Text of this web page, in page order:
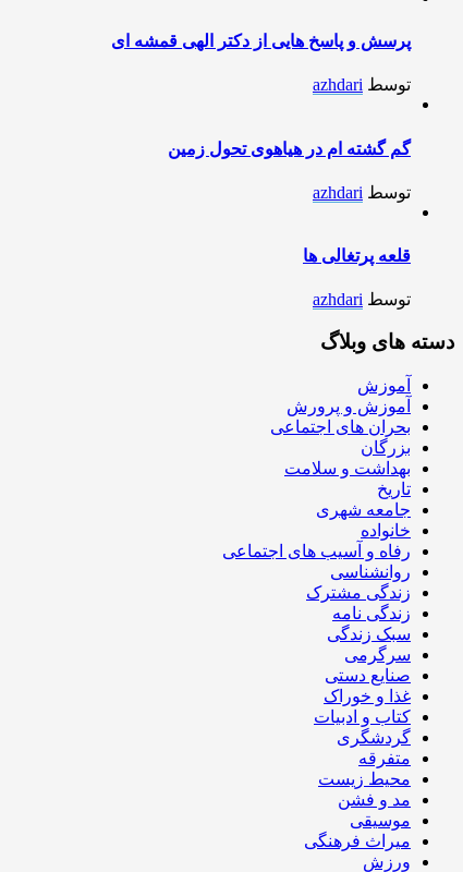
پرسش و پاسخ هایی از دکتر الهی قمشه ای
توسط azhdari
گم گشته ام در هیاهوی تحول زمین
توسط azhdari
قلعه پرتغالی ها
توسط azhdari
دسته های وبلاگ
آموزش
آموزش و پرورش
بحران های اجتماعی
بزرگان
بهداشت و سلامت
تاریخ
جامعه شهری
خانواده
رفاه و آسیب های اجتماعی
روانشناسی
زندگی مشترک
زندگی نامه
سبک زندگی
سرگرمی
صنایع دستی
غذا و خوراک
کتاب و ادبیات
گردشگری
متفرقه
محیط زیست
مد و فشن
موسیقی
میراث فرهنگی
ورزش